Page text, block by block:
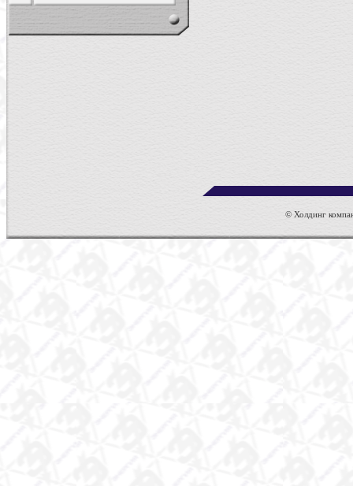
© Холдинг